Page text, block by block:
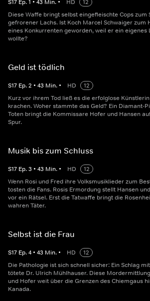
S17 Ep.1 • 43 Min. • HD
12
Diese Waffe bringt selbst eingefleischte Cops zum
gefrorener Lachs. Ist Koch Marcel Schwaiger zum
eines Konkurrenten geworden, weil er ein eigenes
wollte?
Geld ist tödlich
S17 Ep.2 • 43 Min. • HD
12
Kurz vor ihrem Tod ließ es die erfolglose
krachen. Woher stammte das Geld? Ein Diamant-
Toten bringt die Kommissare Hofer und Hansen
Spur.
Musik bis zum Schluss
S17 Ep.3 • 43 Min. • HD
12
Wenn Rosi und Fred ihre Volksmusiklieder zum
tosten die Fans. Rosis Ermordung stellt Hansen
vor ein Rätsel. Erst die Tatwaffe bringt die
wahren Täter.
Selbst ist die Frau
S17 Ep.4 • 43 Min. • HD
12
Die Pathologie ist sich schnell sicher: Ein Schlag
tötete Dr. Ulrich Mühlhauser. Diese
und Hofer weit über die Grenzen des Chiemgaus
Kanada.